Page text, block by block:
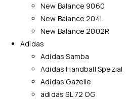
New Balance 9060
New Balance 204L
New Balance 2002R
Adidas
Adidas Samba
Adidas Handball Spezial
Adidas Gazelle
adidas SL 72 OG